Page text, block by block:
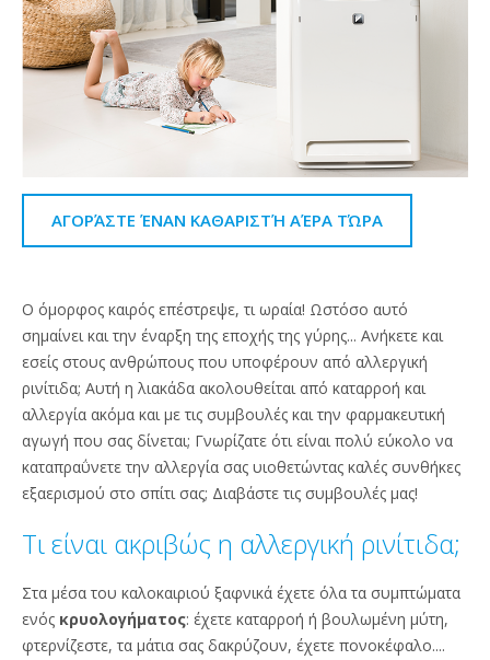
ΑΓΟΡΆΣΤΕ ΈΝΑΝ ΚΑΘΑΡΙΣΤΉ ΑΈΡΑ ΤΏΡΑ
Ο όμορφος καιρός επέστρεψε, τι ωραία! Ωστόσο αυτό
σημαίνει και την έναρξη της εποχής της γύρης... Ανήκετε και
εσείς στους ανθρώπους που υποφέρουν από αλλεργική
ρινίτιδα; Αυτή η λιακάδα ακολουθείται από καταρροή και
αλλεργία ακόμα και με τις συμβουλές και την φαρμακευτική
αγωγή που σας δίνεται; Γνωρίζατε ότι είναι πολύ εύκολο να
καταπραΰνετε την αλλεργία σας υιοθετώντας καλές συνθήκες
εξαερισμού στο σπίτι σας; Διαβάστε τις συμβουλές μας!
Τι είναι ακριβώς η αλλεργική ρινίτιδα;
Στα μέσα του καλοκαιριού ξαφνικά έχετε όλα τα συμπτώματα
ενός κρυολογήματος: έχετε καταρροή ή βουλωμένη μύτη,
φτερνίζεστε, τα μάτια σας δακρύζουν, έχετε πονοκέφαλο....